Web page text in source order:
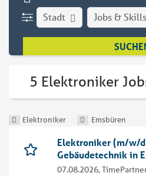
Stadt Jobs & Skills
5 Elektroniker
Elektroniker Emsbüren
Elektroniker (m/w/
Gebäudetechnik in
07.08.2026,